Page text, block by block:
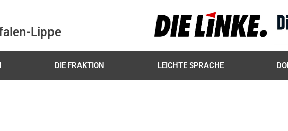
Lippe
DIE FRAKTION LEICHTE SPRACHE